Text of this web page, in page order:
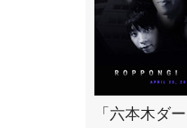
「六本木ダ